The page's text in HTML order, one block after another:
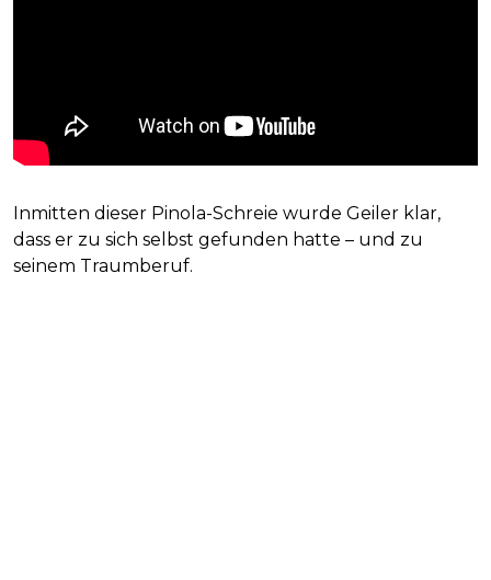
Inmitten dieser Pinola-Schreie wurde Geiler klar,
dass er zu sich selbst gefunden hatte – und zu
seinem Traumberuf.